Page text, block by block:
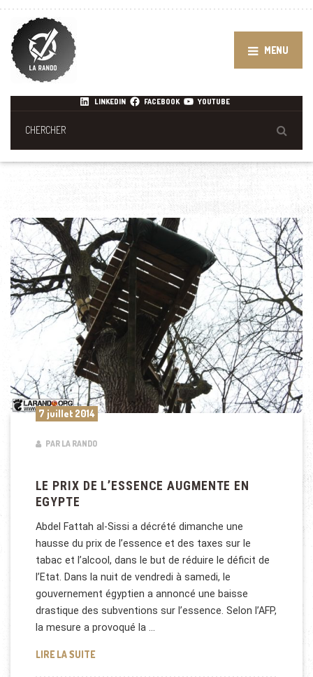
MENU
LINKEDIN FACEBOOK YOUTUBE
7 juillet 2014
PAR LA RANDO
LE PRIX DE L’ESSENCE AUGMENTE EN
EGYPTE
Abdel Fattah al-Sissi a décrété dimanche une
hausse du prix de l’essence et des taxes sur le
tabac et l’alcool, dans le but de réduire le déficit de
l’Etat. Dans la nuit de vendredi à samedi, le
gouvernement égyptien a annoncé une baisse
drastique des subventions sur l’essence. Selon l’AFP,
la mesure a provoqué la …
LIRE LA SUITELE PRIX DE L’ESSENCE AUGMENTE EN EGYPTE